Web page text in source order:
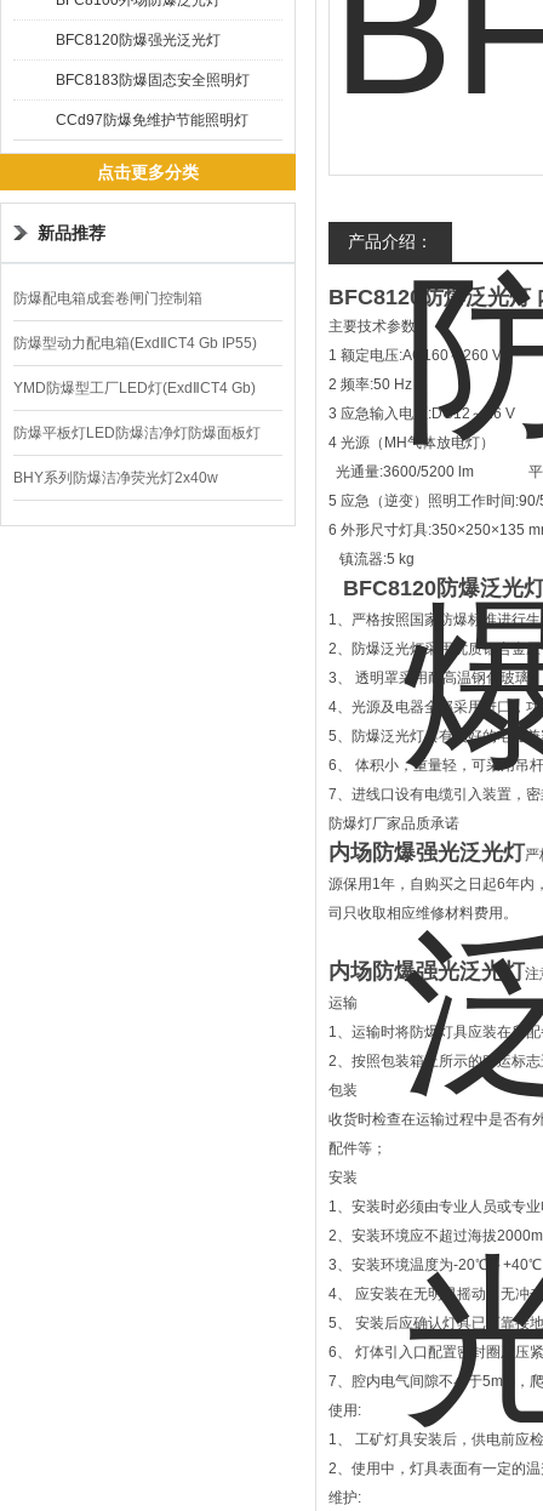
BFC8120防爆强光泛光灯
BFC8183防爆固态安全照明灯
CCd97防爆免维护节能照明灯
点击更多分类
新品推荐
防爆配电箱成套卷闸门控制箱
防爆型动力配电箱(ExdⅡCT4 Gb IP55)
YMD防爆型工厂LED灯(ExdⅡCT4 Gb)
220V/150W
防爆平板灯LED防爆洁净灯防爆面板灯
BHY系列防爆洁净荧光灯2x40w
产品介绍：
BFC8120防爆泛光灯
主要技术参数
1 额定电压:AC160～260 V
2 频率:50 Hz
3 应急输入电压:DC12～16 V
4 光源（MH气体放电灯）
光通量:3600/5200 lm 平均
5 应急（逆变）照明工作时间
6 外形尺寸灯具:350×250×135
镇流器:5 kg
BFC8120防爆泛光
1、严格按照国家防爆标准进行
2、防爆泛光灯采用优质铝合金
3、 透明罩采用耐高温钢化玻璃
4、光源及电器全部采用进口，
5、防爆泛光灯具有良好的电磁
6、 体积小，重量轻，可采用吊
7、进线口设有电缆引入装置，
防爆灯厂家品质承诺
内场防爆强光泛光灯
源保用1年，自购买之日起6年内
司只收取相应维修材料费用。
内场防爆强光泛光灯注
运输
1、运输时将防爆灯具应装在所
2、按照包装箱上所示的贮运标
包装
收货时检查在运输过程中是否有
配件等；
安装
1、安装时必须由专业人员或专
2、安装环境应不超过海拔
3、安装环境温度为-20℃～
4、 应安装在无明显摇动、无冲
5、 安装后应确认灯具已可靠接
6、 灯体引入口配置密封圈及压
7、腔内电气间隙不小于5mm，
使用:
1、 工矿灯具安装后，供电前应
2、使用中，灯具表面有一定的
维护: